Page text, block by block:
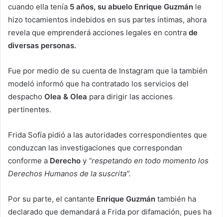
cuando ella tenía 5 años, su abuelo Enrique Guzmán le
hizo tocamientos indebidos en sus partes íntimas, ahora
revela que emprenderá acciones legales en contra de
diversas personas.
Fue por medio de su cuenta de Instagram que la también
modeló informó que ha contratado los servicios del
despacho Olea & Olea para dirigir las acciones
pertinentes.
Frida Sofía pidió a las autoridades correspondientes que
conduzcan las investigaciones que correspondan
conforme a Derecho y “respetando en todo momento los
Derechos Humanos de la suscrita”.
Por su parte, el cantante Enrique Guzmán también ha
declarado que demandará a Frida por difamación, pues ha